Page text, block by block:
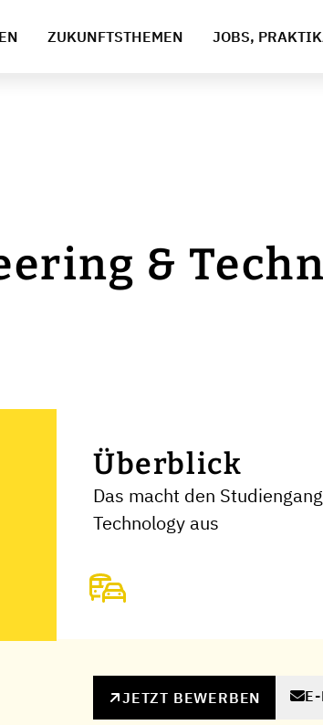
ZUKUNFTSTHEMEN JOBS,
&
Überblick
Das macht den
Technology aus
JETZT BEWERBEN